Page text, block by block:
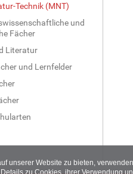
unserer Website zu bieten,
zu Cookies, ihrer Verwendung
Technik (MNT)
und
Fächer
Literatur
und Lernfelder